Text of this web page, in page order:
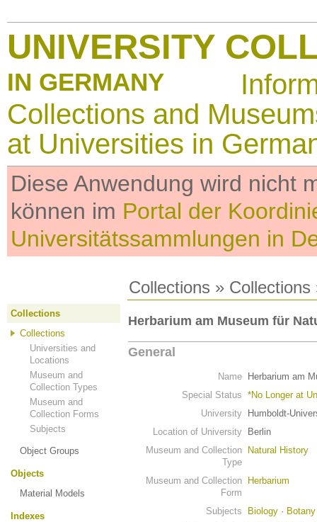
UNIVERSITY
IN GERMANY
Collections and
at Universities in
Diese Anwendung wird nicht
können im Portal der
Universitätssammlungen in
Collections » Collections
Collections
Collections
Universities and
Locations
Museum and
Collection Types
Museum and
Collection Forms
Subjects
Object Groups
Objects
Material Models
Indexes
Herbarium am Museum für
General
Name
Herbarium am
Special Status *No Longer at
University
Humboldt-
Location of University
Berlin
Museum and Collection
Type
Natural History
Museum and Collection
Form
Herbarium
Subjects Biology · Botany